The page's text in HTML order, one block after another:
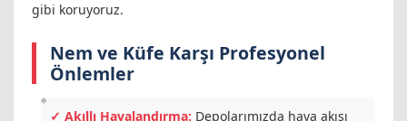
gibi koruyoruz.
Nem ve Küfe Karşı Profesyonel
Önlemler
✓ Akıllı Havalandırma: Depolarımızda hava akışı